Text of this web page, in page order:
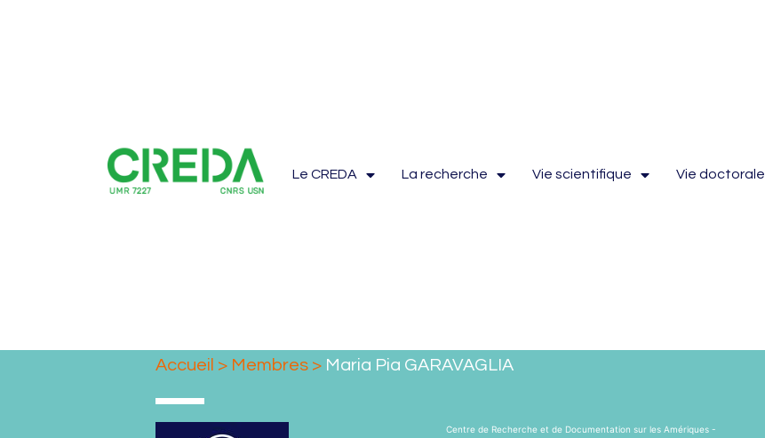
Le CREDA La recherche Vie scientifique Vie doctorale
Accueil > Membres> Maria Pia GARAVAGLIA
Centre de Recherche et de Documentation sur les Amériques -